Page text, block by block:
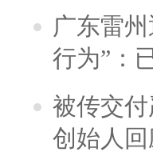
广东雷
行为”：
被传交
创始人